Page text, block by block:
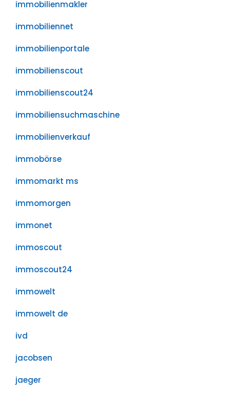
immobilienmakler
immobiliennet
immobilienportale
immobilienscout
immobilienscout24
immobiliensuchmaschine
immobilienverkauf
immobörse
immomarkt ms
immomorgen
immonet
immoscout
immoscout24
immowelt
immowelt de
ivd
jacobsen
jaeger